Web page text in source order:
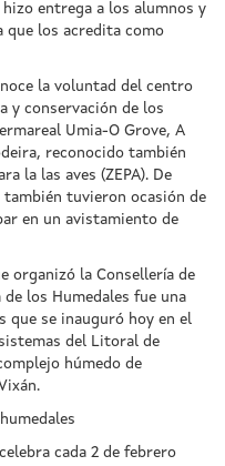
entrega a los alumnos y
que los acredita como
la voluntad del centro
y conservación de los
Umia-O Grove, A
reconocido también
la las aves (ZEPA). De
también tuvieron ocasión de
en un avistamiento de
organizó la Consellería de
los Humedales fue una
que se inauguró hoy en el
del Litoral de
húmedo de
cada 2 de febrero